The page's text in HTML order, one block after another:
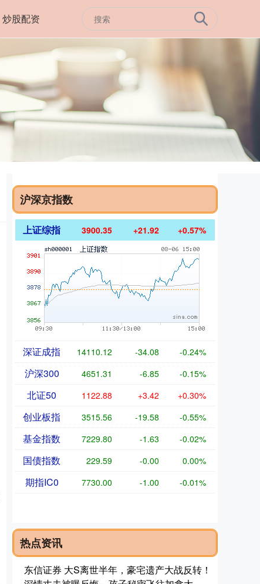
炒股配资
沪深京指数
上证综指 3900.35 +21.92 +0.57%
深证成指 14110.12 -34.08 -0.24%
沪深300 4651.31 -6.85 -0.15%
北证50 1122.88 +3.42 +0.30%
创业板指 3515.56 -19.58 -0.55%
基金指数 7229.80 -1.63 -0.02%
国债指数 229.59 -0.00 0.00%
期指IC0 7730.00 -1.00 -0.01%
热点资讯
东信证券 大S离世半年，豪宅遗产大战反转！